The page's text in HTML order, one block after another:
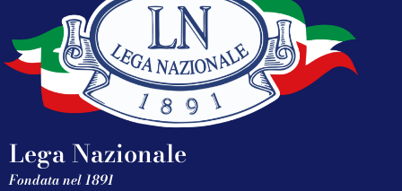
Lega Nazionale
Fondata nel 1891